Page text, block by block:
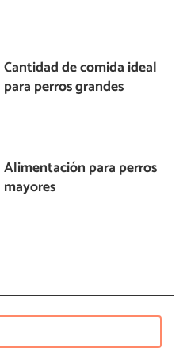
Cantidad de comida ideal
para perros grandes
Alimentación para perros
mayores